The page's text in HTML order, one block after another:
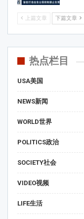
上篇文章 下篇文章
热点栏目
USA美国
NEWS新闻
WORLD世界
POLITICS政治
SOCIETY社会
VIDEO视频
LIFE生活